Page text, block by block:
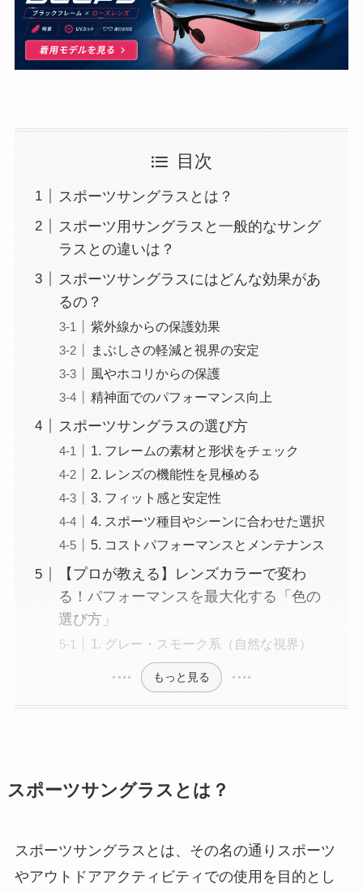
目次
スポーツサングラスとは？
スポーツ用サングラスと一般的なサング
ラスとの違いは？
スポーツサングラスにはどんな効果があ
るの？
紫外線からの保護効果
まぶしさの軽減と視界の安定
風やホコリからの保護
精神面でのパフォーマンス向上
スポーツサングラスの選び方
1. フレームの素材と形状をチェック
2. レンズの機能性を見極める
3. フィット感と安定性
4. スポーツ種目やシーンに合わせた選択
5. コストパフォーマンスとメンテナンス
【プロが教える】レンズカラーで変わ
る！パフォーマンスを最大化する「色の
選び方」
1. グレー・スモーク系（自然な視界）
もっと見る
スポーツサングラスとは？
スポーツサングラスとは、その名の通りスポーツ
やアウトドアアクティビティでの使用を目的とし